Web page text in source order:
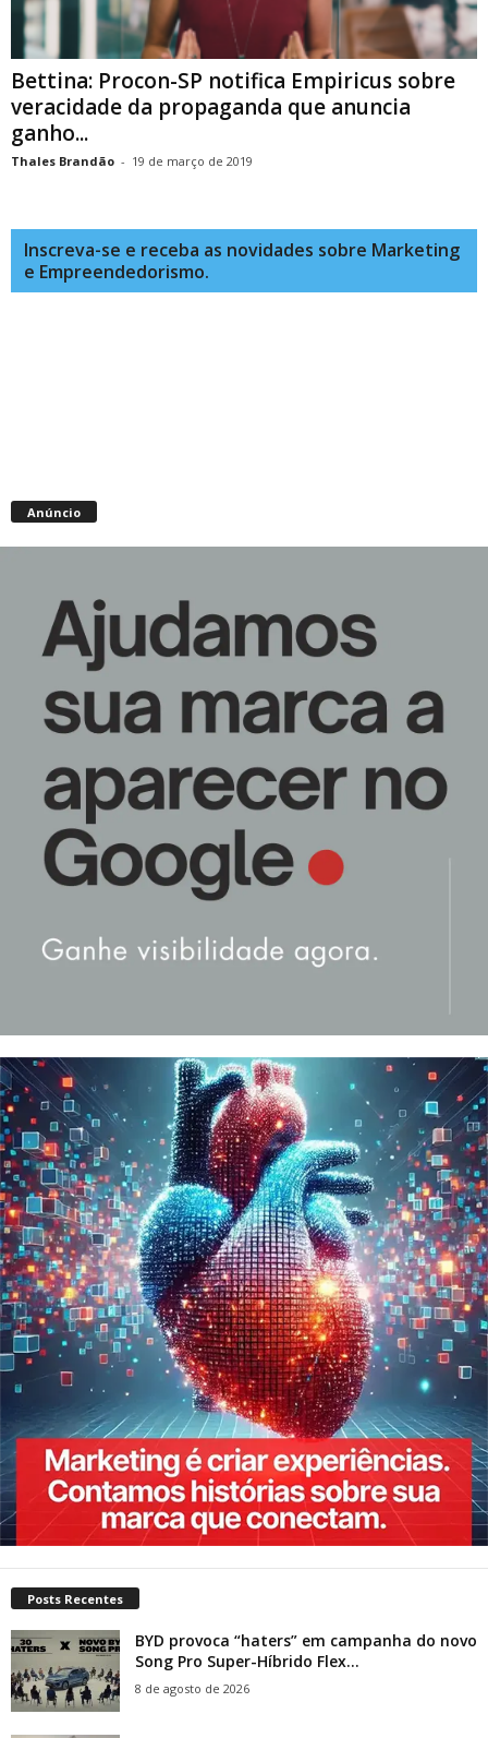
Bettina: Procon-SP notifica Empiricus sobre
veracidade da propaganda que anuncia
ganho...
Thales Brandão - 19 de março de 2019
Inscreva-se e receba as novidades sobre Marketing
e Empreendedorismo.
Anúncio
Posts Recentes
BYD provoca “haters” em campanha do novo
Song Pro Super-Híbrido Flex...
8 de agosto de 2026